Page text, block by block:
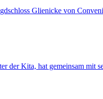
Glienicke von
der Kita, hat gemeinsam mit